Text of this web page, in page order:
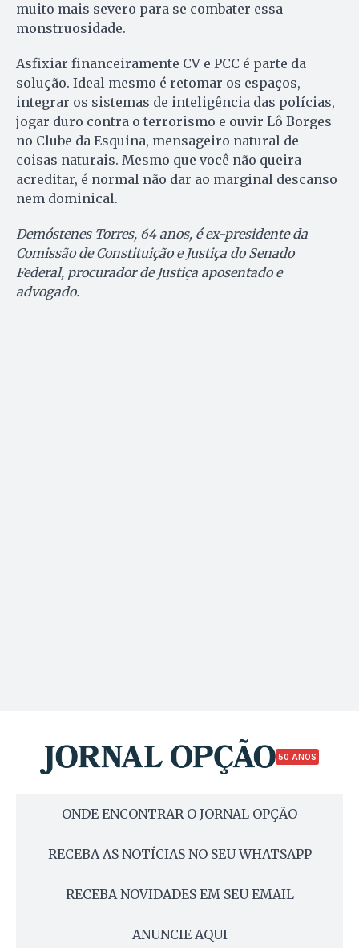
muito mais severo para se combater essa
monstruosidade.
Asfixiar financeiramente CV e PCC é parte da
solução. Ideal mesmo é retomar os espaços,
integrar os sistemas de inteligência das polícias,
jogar duro contra o terrorismo e ouvir Lô Borges
no Clube da Esquina, mensageiro natural de
coisas naturais. Mesmo que você não queira
acreditar, é normal não dar ao marginal descanso
nem dominical.
Demóstenes Torres, 64 anos, é ex-presidente da
Comissão de Constituição e Justiça do Senado
Federal, procurador de Justiça aposentado e
advogado.
50 ANOS
ONDE ENCONTRAR O JORNAL OPÇÃO
RECEBA AS NOTÍCIAS NO SEU WHATSAPP
RECEBA NOVIDADES EM SEU EMAIL
ANUNCIE AQUI